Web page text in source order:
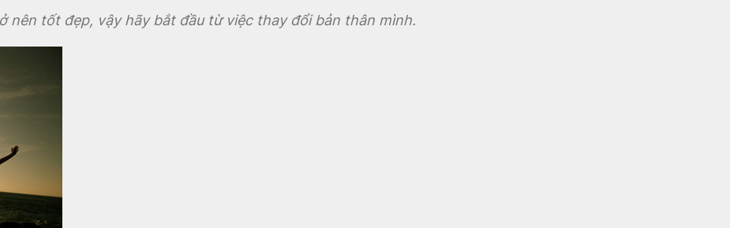
nên tốt đẹp, vậy hãy bắt đầu từ việc thay đổi bản thân mình.